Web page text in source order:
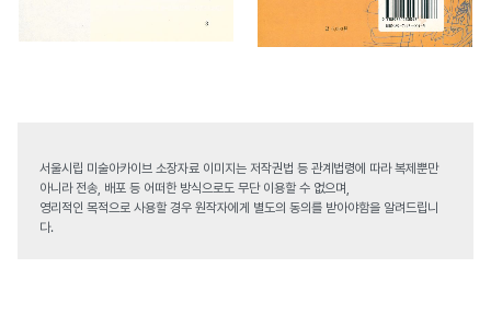
서울시립 미술아카이브 소장자료 이미지는 저작권법 등 관계법령에 따라 복제뿐만
아니라 전송, 배포 등 어떠한 방식으로도 무단 이용할 수 없으며,
영리적인 목적으로 사용할 경우 원작자에게 별도의 동의를 받아야함을 알려드립니
다.